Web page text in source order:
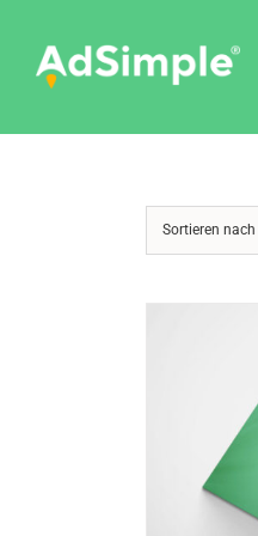
content
Sortieren nach